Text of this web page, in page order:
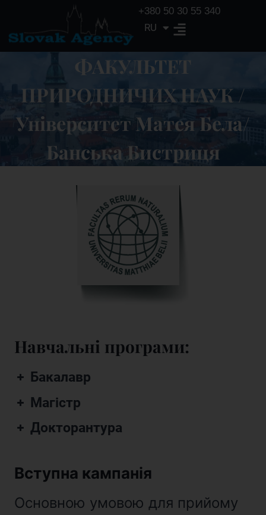
+380 50 30 55 340
RU
EN
ФАКУЛЬТЕТ
ПРИРОДНИЧИХ НАУК /
Університет Матея Бела/
Банська Бистриця
Навчальні програми:
Бакалавр
Магістр
Докторантура
Вступна кампанія
Основною умовою для прийому